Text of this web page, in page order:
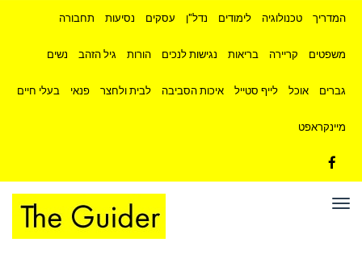
המדריך טכנולוגיה לימודים נדל"ן עסקים נסיעות תחבורה
משפטים קריירה בריאות נגישות לנכים הורות גיל הזהב נשים
גברים אוכל לייף סטייל איכות הסביבה לבית ולחצר פנאי בעלי חיים
מיינקראפט
Facebook
תפריט